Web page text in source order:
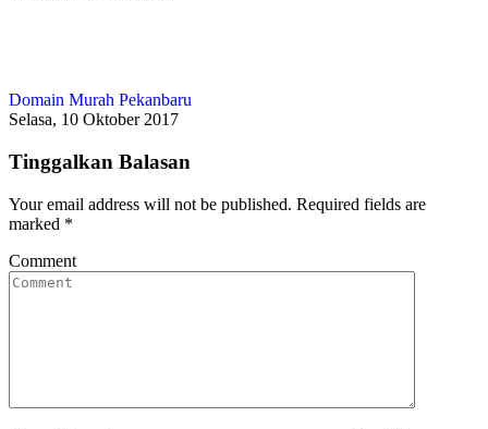
Domain Murah Pekanbaru
Selasa, 10 Oktober 2017
Tinggalkan Balasan
Your email address will not be published. Required fields are
marked *
Comment